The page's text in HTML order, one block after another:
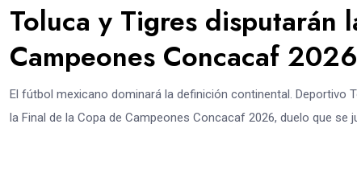
Toluca y Tigres disputarán
Campeones Concacaf 2026
El fútbol mexicano dominará la definición continental. Deportivo
la Final de la Copa de Campeones Concacaf 2026, duelo que